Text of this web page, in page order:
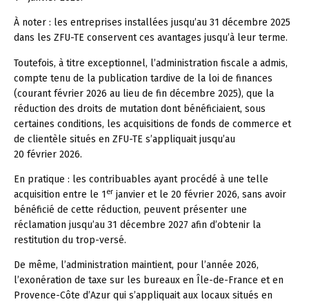
À noter : les entreprises installées jusqu’au 31 décembre 2025
dans les ZFU-TE conservent ces avantages jusqu’à leur terme.
Toutefois, à titre exceptionnel, l’administration fiscale a admis,
compte tenu de la publication tardive de la loi de finances
(courant février 2026 au lieu de fin décembre 2025), que la
réduction des droits de mutation dont bénéficiaient, sous
certaines conditions, les acquisitions de fonds de commerce et
de clientèle situés en ZFU-TE s’appliquait jusqu’au
20 février 2026.
En pratique : les contribuables ayant procédé à une telle
acquisition entre le 1er janvier et le 20 février 2026, sans avoir
bénéficié de cette réduction, peuvent présenter une
réclamation jusqu’au 31 décembre 2027 afin d’obtenir la
restitution du trop-versé.
De même, l’administration maintient, pour l’année 2026,
l’exonération de taxe sur les bureaux en Île-de-France et en
Provence-Côte d’Azur qui s’appliquait aux locaux situés en